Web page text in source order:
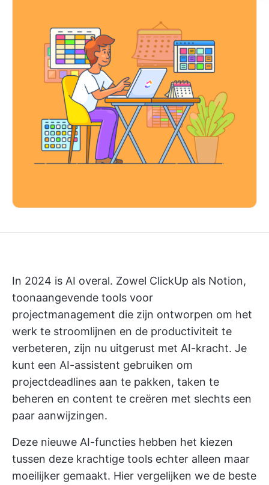
In 2024 is AI overal. Zowel ClickUp als Notion,
toonaangevende tools voor
projectmanagement die zijn ontworpen om het
werk te stroomlijnen en de productiviteit te
verbeteren, zijn nu uitgerust met AI-kracht. Je
kunt een AI-assistent gebruiken om
projectdeadlines aan te pakken, taken te
beheren en content te creëren met slechts een
paar aanwijzingen.
Deze nieuwe AI-functies hebben het kiezen
tussen deze krachtige tools echter alleen maar
moeilijker gemaakt. Hier vergelijken we de beste